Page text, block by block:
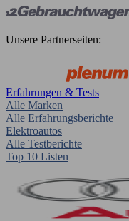
Unsere Partnerseiten:
Erfahrungen & Tests
Alle Marken
Alle Erfahrungsberichte
Elektroautos
Alle Testberichte
Top 10 Listen